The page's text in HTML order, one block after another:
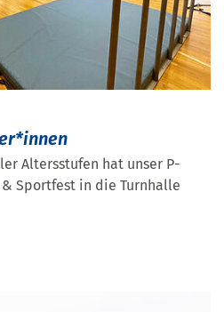
Altersstufen hat unser P-
Sportfest in die Turnhalle